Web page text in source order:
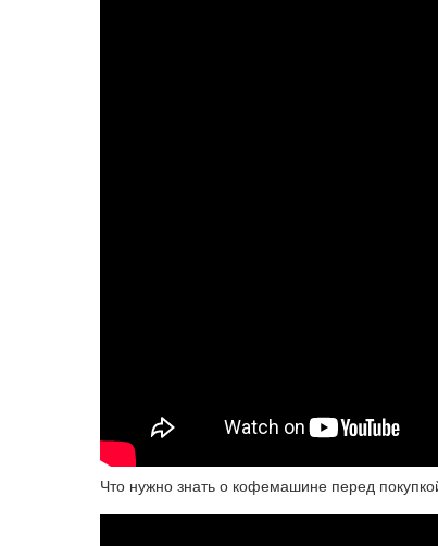
Что нужно знать о кофемашине перед